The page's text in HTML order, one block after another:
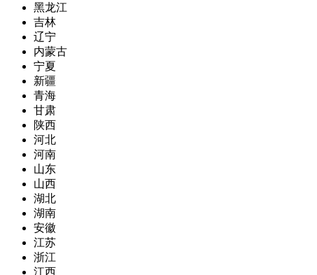
黑龙江
吉林
辽宁
内蒙古
宁夏
新疆
青海
甘肃
陕西
河北
河南
山东
山西
湖北
湖南
安徽
江苏
浙江
江西